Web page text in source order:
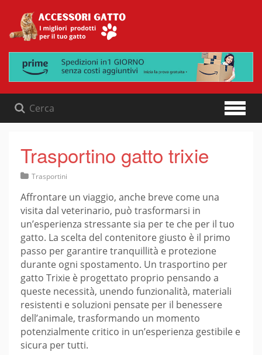
content
Trasportino gatto trixie
Trasportini
Affrontare un viaggio, anche breve come una
visita dal veterinario, può trasformarsi in
un’esperienza stressante sia per te che per il tuo
gatto. La scelta del contenitore giusto è il primo
passo per garantire tranquillità e protezione
durante ogni spostamento. Un trasportino per
gatto Trixie è progettato proprio pensando a
queste necessità, unendo funzionalità, materiali
resistenti e soluzioni pensate per il benessere
dell’animale, trasformando un momento
potenzialmente critico in un’esperienza gestibile e
sicura per tutti.